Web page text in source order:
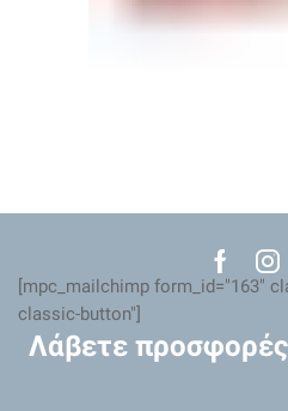
[mpc_mailchimp form_id="163"
classic-button"]
Λάβετε